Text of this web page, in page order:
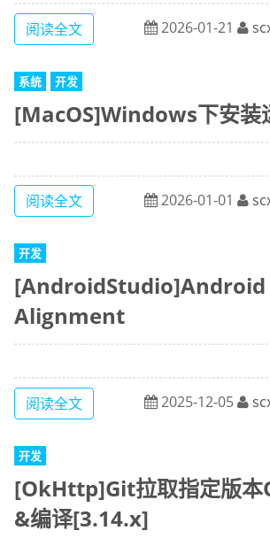
阅读全文 2026-01-21
系统 开发
[MacOS]Windows下安装
阅读全文 2026-01-01
开发
[AndroidStudio]Android
Alignment
阅读全文 2025-12-05
开发
[OkHttp]Git拉取指定版
&编译[3.14.x]